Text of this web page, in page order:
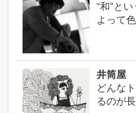
“和”と
よって
井筒屋
どんな
るのが